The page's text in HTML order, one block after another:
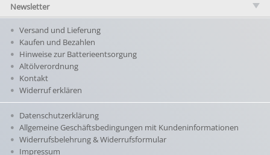
Newsletter
Versand und Lieferung
Kaufen und Bezahlen
Hinweise zur Batterieentsorgung
Altölverordnung
Kontakt
Widerruf erklären
Datenschutzerklärung
Allgemeine Geschäftsbedingungen mit Kundeninformationen
Widerrufsbelehrung & Widerrufsformular
Impressum